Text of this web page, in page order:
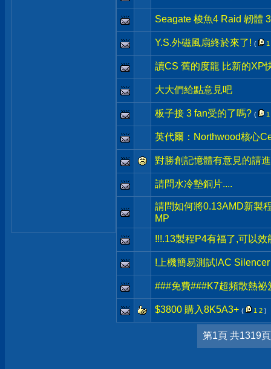
Seagate 梭魚4 Raid 韌體
Y.S.外磁風扇終於來了! ( 1
讀CS 舊的度龍 比新的XP
大大們給點意見吧
板子接 3 fan受的了嗎? ( 1
英代爾：Northwood核心
對勝創記憶體有意見的請
請問水冷墊銅片....
請問如何將0.13AMD新製
MP
!!!.13製程P4有福了,可以效
!上機簡易測試!AC
###免費###K7超頻散熱祕
$3800 購入8K5A3+ ( 1 2 )
第1頁 共1319頁